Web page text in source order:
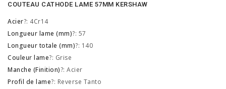
COUTEAU CATHODE LAME 57MM KERSHAW
Acier?: 4Cr14
Longueur lame (mm)?: 57
Longueur totale (mm)?: 140
Couleur lame?: Grise
Manche (Finition)?: Acier
Profil de lame?: Reverse Tanto